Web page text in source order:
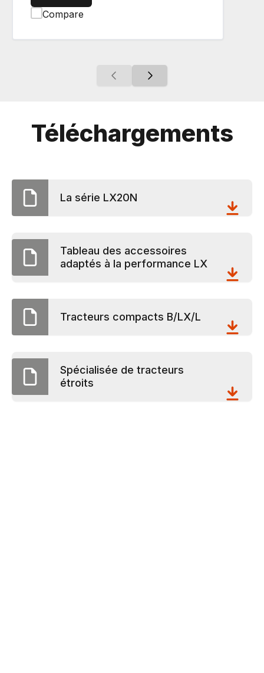
Compare
Téléchargements
La série LX20N
Tableau des accessoires
adaptés à la performance LX
Tracteurs compacts B/LX/L
Spécialisée de tracteurs
étroits